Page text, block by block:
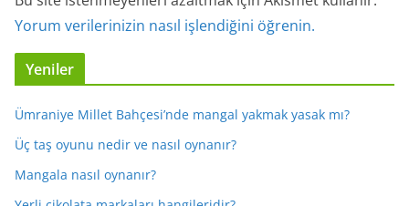
Yorum verilerinizin nasıl işlendiğini öğrenin.
Yeniler
Ümraniye Millet Bahçesi’nde mangal yakmak yasak mı?
Üç taş oyunu nedir ve nasıl oynanır?
Mangala nasıl oynanır?